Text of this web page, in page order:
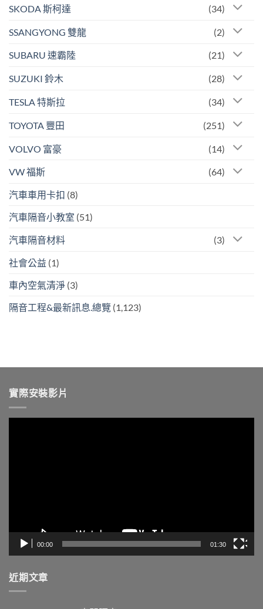
SKODA 斯柯達 (34)
SSANGYONG 雙龍 (2)
SUBARU 速霸陸 (21)
SUZUKI 鈴木 (28)
TESLA 特斯拉 (34)
TOYOTA 豐田 (251)
VOLVO 富豪 (14)
VW 福斯 (64)
汽車車用卡扣 (8)
汽車隔音小教室 (51)
汽車隔音材料 (3)
社會公益 (1)
車內空氣清淨 (3)
隔音工程&最新訊息.總覽 (1,123)
實際安裝影片
00:00 01:30
近期文章